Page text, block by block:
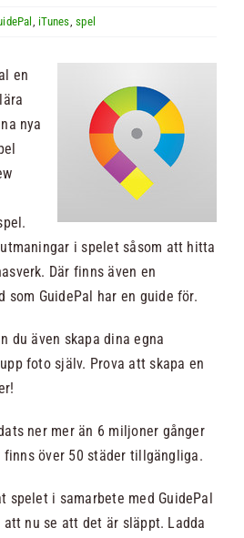
Kontakt
, iTunes,spel
en
nya
i spelet såsom att hitta
Där finns även en
som GuidePal har en guide för.
du även skapa dina egna
foto själv. Prova att skapa en
ner mer än 6 miljoner gånger
finns över 50 städer tillgängliga.
spelet i samarbete med GuidePal
nu se att det är släppt. Ladda